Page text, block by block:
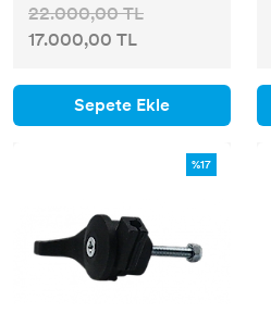
22.000,00 TL
17.000,00 TL
Sepete Ekle
%17